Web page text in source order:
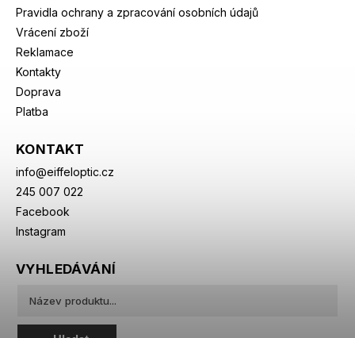
Pravidla ochrany a zpracování osobních údajů
Vrácení zboží
Reklamace
Kontakty
Doprava
Platba
KONTAKT
info@eiffeloptic.cz
245 007 022
Facebook
Instagram
VYHLEDÁVÁNÍ